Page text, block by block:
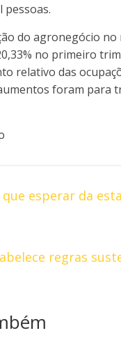
pessoas.
do agronegócio
no primeiro
relativo das
foram para
esperar da
regras